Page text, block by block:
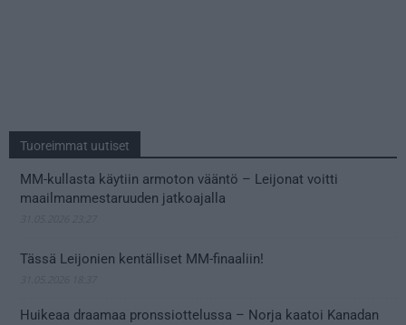
Tuoreimmat uutiset
MM-kullasta käytiin armoton vääntö – Leijonat voitti
maailmanmestaruuden jatkoajalla
Tässä Leijonien kentälliset MM-finaaliin!
Huikeaa draamaa pronssiottelussa – Norja kaatoi Kanadan